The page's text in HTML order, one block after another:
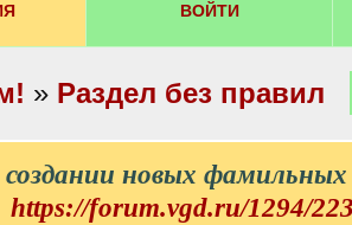
ВОЙТИ
» Раздел без правил
новых
https://forum.vgd.ru/1294/